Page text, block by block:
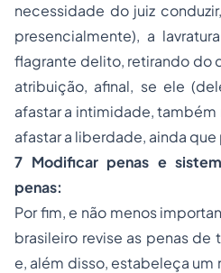
necessidade do juiz
presencialmente), a
flagrante delito, retirando do
atribuição, afinal, se ele
afastar a intimidade, também
afastar a liberdade, ainda
7 Modificar penas e
penas:
Por fim, e não menos
brasileiro revise as penas de
e, além disso, estabeleça um